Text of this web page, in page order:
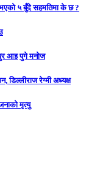
भएको ५ बुँदे सहमतिमा के छ ?
आइ पुगे मनोज
डिल्लीराज रेग्मी अध्यक्ष
मृत्यु